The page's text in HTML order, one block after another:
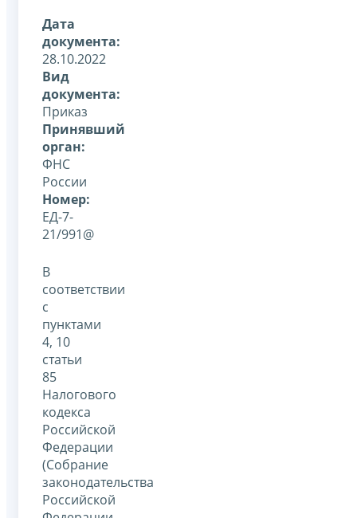
Дата
документа:
28.10.2022
Вид
документа:
Приказ
Принявший
орган:
ФНС
России
Номер:
ЕД-7-
21/991@
В
соответствии
с
пунктами
4, 10
статьи
85
Налогового
кодекса
Российской
Федерации
(Собрание
законодательства
Российской